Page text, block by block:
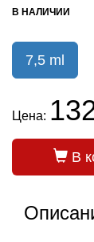
В НАЛИЧИИ
7,5 ml
Цена:
В